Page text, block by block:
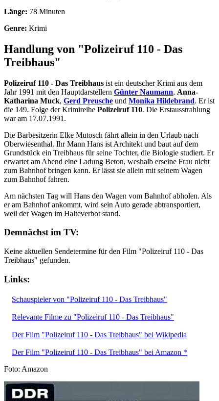
Länge: 78 Minuten
Genre: Krimi
Handlung von "Polizeiruf 110 - Das
Treibhaus"
Polizeiruf 110 - Das Treibhaus ist ein deutscher Krimi aus dem
Jahr 1991 mit den Hauptdarstellern Günter Naumann, Anna-
Katharina Muck, Gerd Preusche und Monika Hildebrand. Er ist
die 149. Folge der Krimireihe Polizeiruf 110. Die Erstausstrahlung
war am 17.07.1991.
Die Barbesitzerin Elke Mutosch fährt allein in den Urlaub nach
Oberwiesenthal. Ihr Mann Hans ist Architekt und baut auf dem
Grundstück ein Treibhaus für seine Tochter, die Biologie studiert. Er
erwartet am Abend eine Ladung Beton, weshalb erseine Frau nicht
zum Bahnhof bringen kann. Er lässt sie allein mit seinem Wagen
zum Bahnhof fahren.
Am nächsten Tag will Hans den Wagen vom Bahnhof abholen. Als
er am Bahnhof ankommt, wird sein Auto gerade abtransportiert,
weil der Wagen im Halteverbot stand.
Demnächst im TV:
Keine aktuellen Sendetermine für den Film "Polizeiruf 110 - Das
Treibhaus" gefunden.
Links:
Schauspieler von "Polizeiruf 110 - Das Treibhaus"
Relevante Filme zu "Polizeiruf 110 - Das Treibhaus"
Der Film "Polizeiruf 110 - Das Treibhaus" bei Wikipedia
Der Film "Polizeiruf 110 - Das Treibhaus" bei Amazon *
Foto: Amazon